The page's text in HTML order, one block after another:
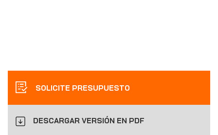
SOLICITE PRESUPUESTO
DESCARGAR VERSIÓN EN PDF